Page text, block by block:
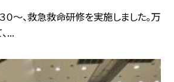
３０～、救急救命研修を実施しました。万
...